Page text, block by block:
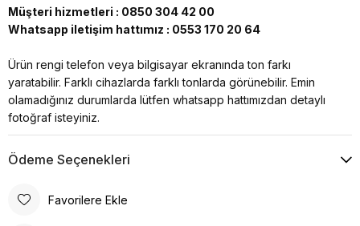
Müşteri hizmetleri : 0850 304 42 00
Whatsapp iletişim hattımız : 0553 170 20 64
Ürün rengi telefon veya bilgisayar ekranında ton farkı
yaratabilir. Farklı cihazlarda farklı tonlarda görünebilir. Emin
olamadığınız durumlarda lütfen whatsapp hattımızdan detaylı
fotoğraf isteyiniz.
Ödeme Seçenekleri
Favorilere Ekle